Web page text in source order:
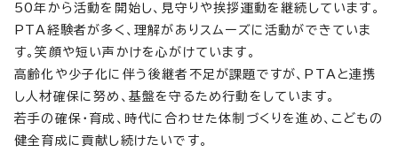
50年から活動を開始し、見守りや挨拶運動を継続しています。
PTA経験者が多く、理解がありスムーズに活動ができていま
す。笑顔や短い声かけを心がけています。
高齢化や少子化に伴う後継者不足が課題ですが、PTAと連携
し人材確保に努め、基盤を守るため行動をしています。
若手の確保・育成、時代に合わせた体制づくりを進め、こどもの
健全育成に貢献し続けたいです。